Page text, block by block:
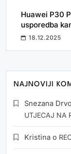
Huawei P30
usporedba
18.12.2025
NAJNOVIJI
Snezana
UTJECAJ NA
Kristina o